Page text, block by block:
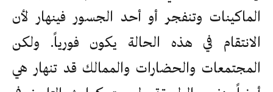
الماكينات وتنفجر أو أحد الجسور فينهار لأن
الانتقام في هذه الحالة يكون فورياً. ولكن
المجتمعات والحضارات والممالك قد تنهار هي